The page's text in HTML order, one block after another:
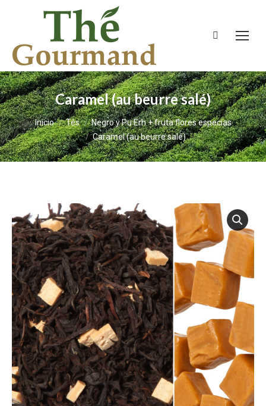
Buscar:
Caramel (au beurre salé)
Estás aquí:
Inicio Tés
Negro y Pu Erh + fruta flores especias
Caramel (au beurre salé)